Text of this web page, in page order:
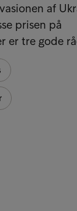
af
prisen på
er tre gode